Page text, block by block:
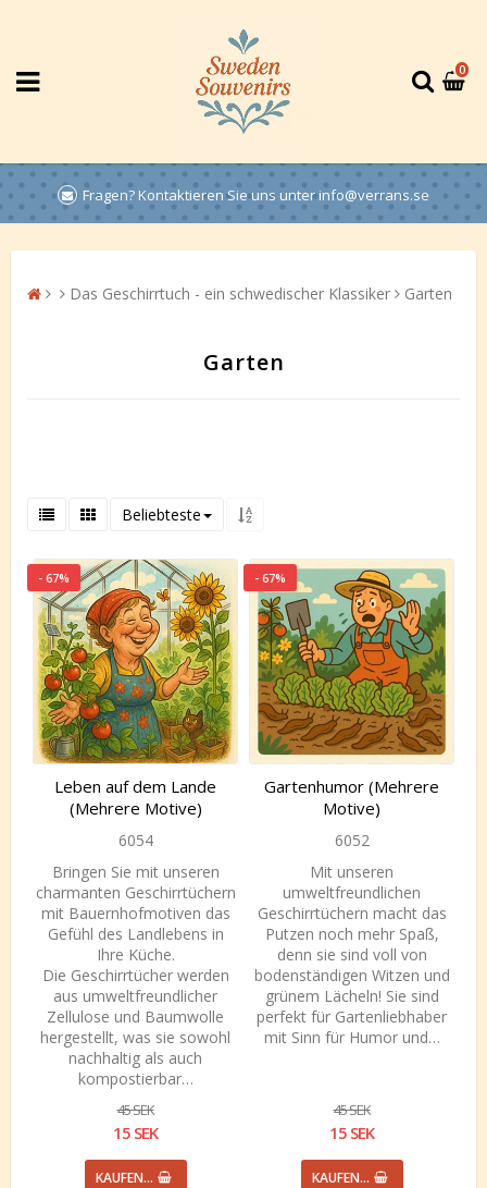
0
Fragen? Kontaktieren Sie uns unter info@verrans.se
Das Geschirrtuch - ein schwedischer Klassiker Garten
Garten
Beliebteste
- 67%
Leben auf dem Lande
(Mehrere Motive)
6054
Bringen Sie mit unseren
charmanten Geschirrtüchern
mit Bauernhofmotiven das
Gefühl des Landlebens in
Ihre Küche.
Die Geschirrtücher werden
aus umweltfreundlicher
Zellulose und Baumwolle
hergestellt, was sie sowohl
nachhaltig als auch
kompostierbar…
45 SEK
15 SEK
KAUFEN…
- 67%
Gartenhumor (Mehrere
Motive)
6052
Mit unseren
umweltfreundlichen
Geschirrtüchern macht das
Putzen noch mehr Spaß,
denn sie sind voll von
bodenständigen Witzen und
grünem Lächeln! Sie sind
perfekt für Gartenliebhaber
mit Sinn für Humor und…
45 SEK
15 SEK
KAUFEN…